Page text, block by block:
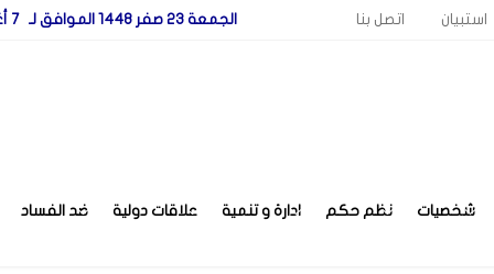
استبيان اتصل بنا الجمعة 23 صفر 1448 الموافق لـ 7 أغسطس 2026
شخصيات نظم حكم ادارة و تنمية علاقات دولية ضد الفساد